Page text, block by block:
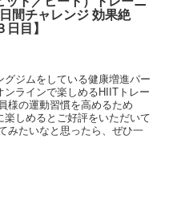
間チャレンジ 効果絶
日目】
ジムをしている健康増進パー
ンラインで楽しめるHIITトレー
様の運動習慣を高めるため
しめるとご好評をいただいて
みたいなと思ったら、ぜひ一